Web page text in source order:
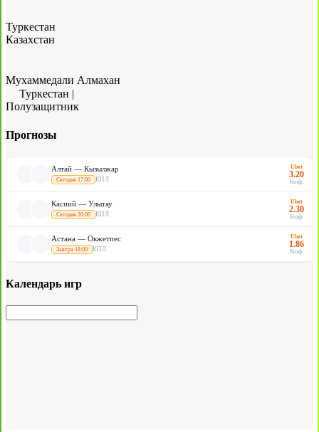
Туркестан
Казахстан
Мухаммедали Алмахан
Туркестан |
Полузащитник
Прогнозы
Алтай — Кызылжар
Сегодня 17:00 КПЛ
Ubet
3.20
Коэф.
Каспий — Улытау
Сегодня 20:00 КПЛ
Ubet
2.30
Коэф.
Астана — Окжетпес
Завтра 18:00 КПЛ
Ubet
1.86
Коэф.
Календарь игр